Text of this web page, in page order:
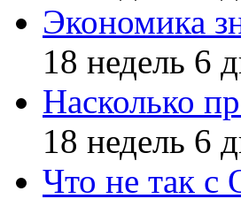
Экономика
18 недель 6
Насколько
18 недель 6
Что не так